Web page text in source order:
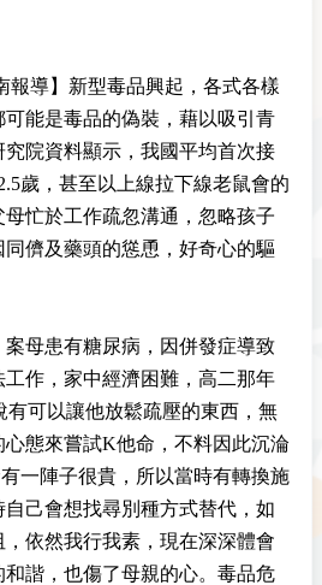
報導】新型毒品興起，各式各樣
能是毒品的偽裝，藉以吸引青
院資料顯示，我國平均首次接
歲，甚至以上線拉下線老鼠會的
忙於工作疏忽溝通，忽略孩子
儕及藥頭的慫恿，好奇心的驅
母患有糖尿病，因併發症導致
作，家中經濟困難，高二那年
可以讓他放鬆疏壓的東西，無
態來嘗試K他命，不料因此沉淪
一陣子很貴，所以當時有轉換施
己會想找尋別種方式替代，如
依然我行我素，現在深深體會
諧，也傷了母親的心。毒品危